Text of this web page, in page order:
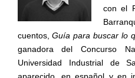
con el
cuentos,Guía para buscar lo
ganadora del Concurso
Universidad Industrial de